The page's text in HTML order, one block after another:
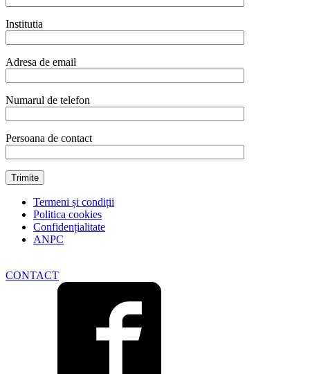
Institutia
Adresa de email
Numarul de telefon
Persoana de contact
Termeni și condiții
Politica cookies
Confidențialitate
ANPC
CONTACT